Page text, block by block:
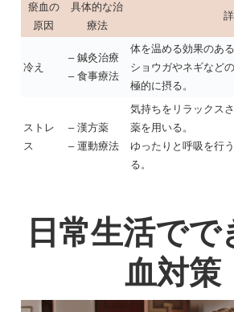
瘀血の
原因
具体的な治
療法
冷え
– 鍼灸治療
– 食事療法
体を温める効果のあ
ショウガやネギなど
極的に摂る。
ストレ
ス
– 漢方薬
– 運動療法
気持ちをリラックス
薬を用いる。
ゆったりと呼吸を行
る。
日常生活でで
血対策